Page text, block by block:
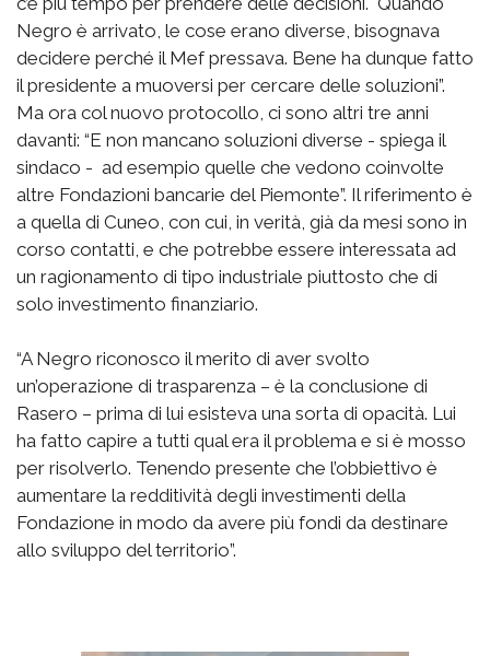
Negro è arrivato, le cose erano diverse, bisognava
decidere perché il Mef pressava. Bene ha dunque fatto
il presidente a muoversi per cercare delle soluzioni”.
Ma ora col nuovo protocollo, ci sono altri tre anni
davanti: “E non mancano soluzioni diverse - spiega il
sindaco - ad esempio quelle che vedono coinvolte
altre Fondazioni bancarie del Piemonte”. Il riferimento è
a quella di Cuneo, con cui, in verità, già da mesi sono in
corso contatti, e che potrebbe essere interessata ad
un ragionamento di tipo industriale piuttosto che di
solo investimento finanziario.
“A Negro riconosco il merito di aver svolto
un’operazione di trasparenza – è la conclusione di
Rasero – prima di lui esisteva una sorta di opacità. Lui
ha fatto capire a tutti qual era il problema e si è mosso
per risolverlo. Tenendo presente che l’obbiettivo è
aumentare la redditività degli investimenti della
Fondazione in modo da avere più fondi da destinare
allo sviluppo del territorio”.